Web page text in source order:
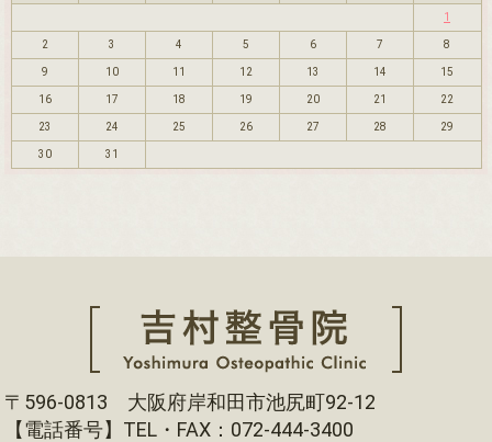
1
2 3 4 5 6 7 8
9 10 11 12 13 14 15
16 17 18 19 20 21 22
23 24 25 26 27 28 29
30 31
〒596-0813 大阪府岸和田市池尻町92-12
【電話番号】TEL・FAX：072-444-3400